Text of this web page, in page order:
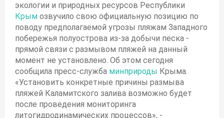
экологии и природных ресурсов Республики
Крым озвучило свою официальную позицию по
поводу предполагаемой угрозы пляжам Западного
побережья полуострова из-за добычи песка -
прямой связи с размывом пляжей на данный
момент не установлено. Об этом сегодня
сообщила пресс-служба минприроды Крыма.
«Установить конкретные причины размыва
пляжей Каламитского залива возможно будет
после проведения мониторинга
литогидродинамических процессов», -